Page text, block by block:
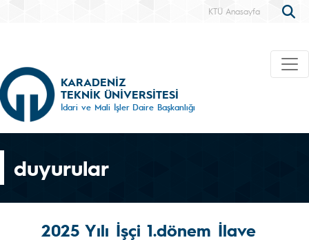
KTÜ Anasayfa
KARADENİZ
TEKNİK ÜNİVERSİTESİ
İdari ve Mali İşler Daire Başkanlığı
duyurular
2025 Yılı İşçi 1.dönem İlave